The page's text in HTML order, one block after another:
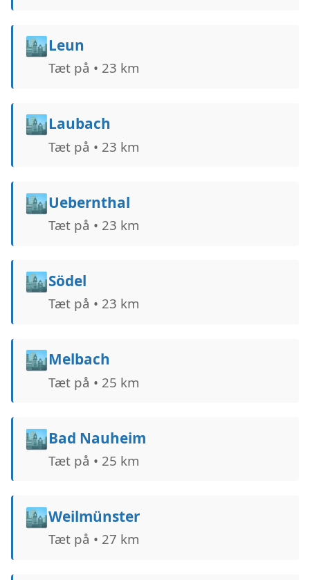
🏙️Leun
Tæt på • 23 km
🏙️Laubach
Tæt på • 23 km
🏙️Uebernthal
Tæt på • 23 km
🏙️Södel
Tæt på • 23 km
🏙️Melbach
Tæt på • 25 km
🏙️Bad Nauheim
Tæt på • 25 km
🏙️Weilmünster
Tæt på • 27 km